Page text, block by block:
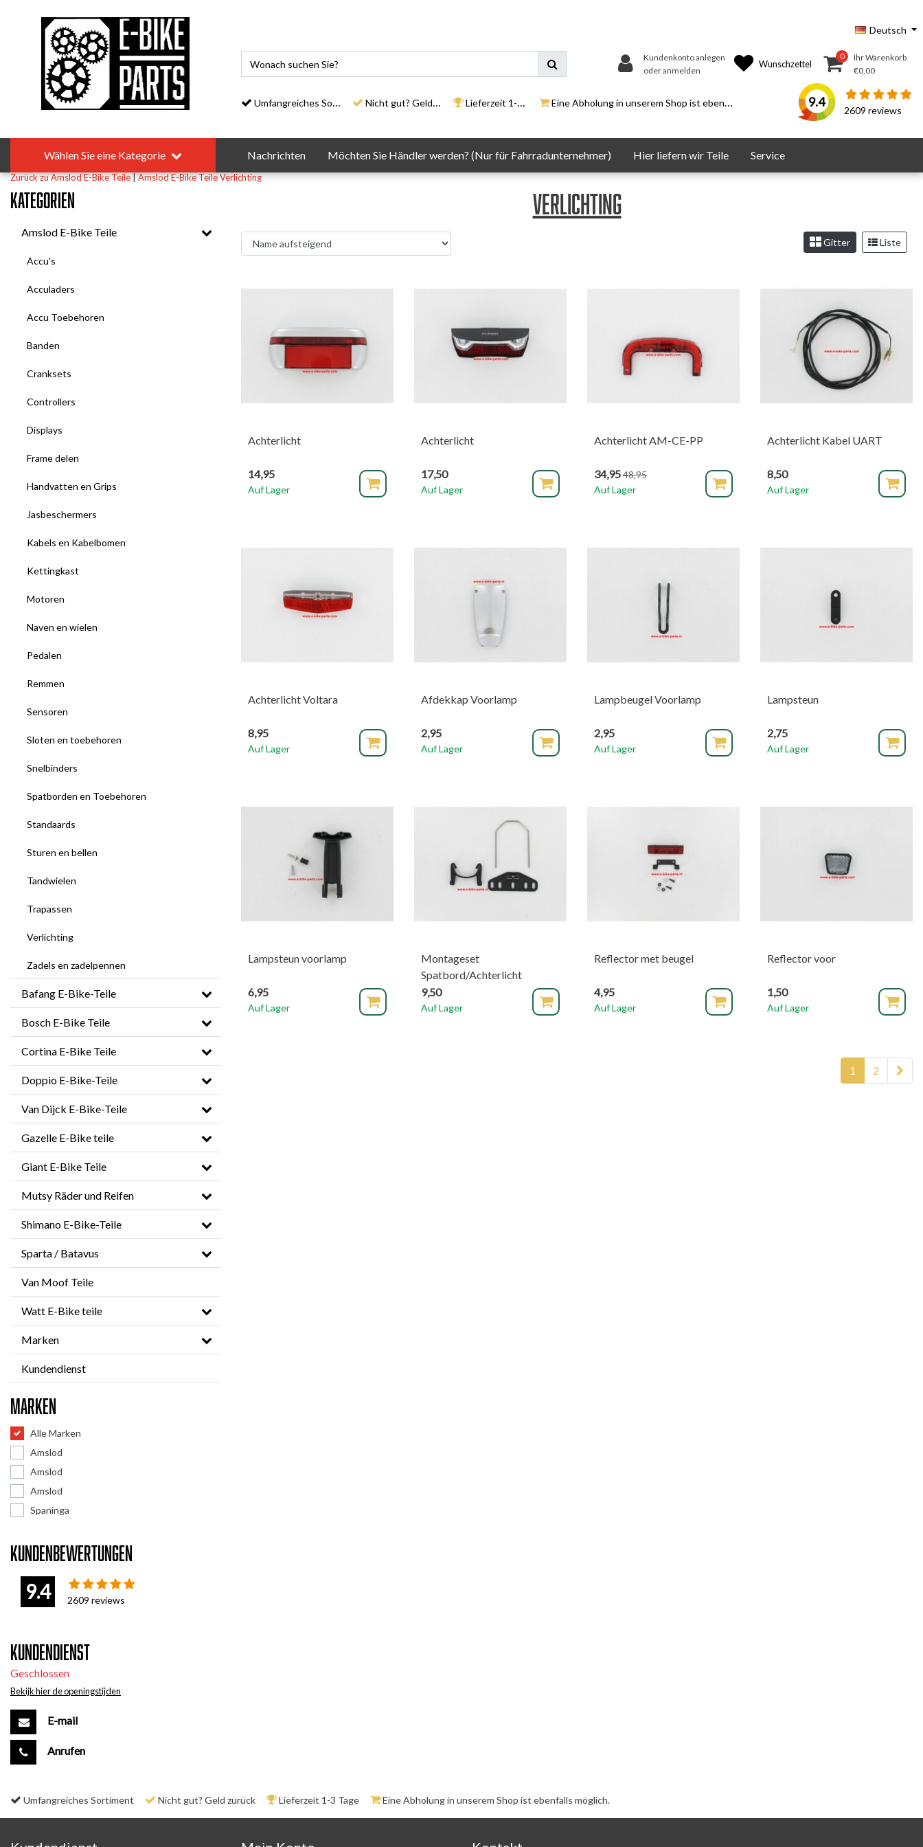
Deutsch
Kundenkonto anlegen
oder anmelden
Wunschzettel
0
Ihr Warenkorb
€0,00
Umfangreiches Sortiment Nicht gut? Geld zurück Lieferzeit 1-3 Tage Eine Abholung in unserem Shop ist ebenfalls möglich. 9.4
2609 reviews
Wählen Sie eine Kategorie Nachrichten Möchten Sie Händler werden? (Nur für Fahrradunternehmer) Hier liefern wir Teile Service
Zurück zu Amslod E-Bike Teile|Amslod E-Bike TeileVerlichting
Kategorien
Amslod E-Bike Teile
Accu's
Acculaders
Accu Toebehoren
Banden
Cranksets
Controllers
Displays
Frame delen
Handvatten en Grips
Jasbeschermers
Kabels en Kabelbomen
Kettingkast
Motoren
Naven en wielen
Pedalen
Remmen
Sensoren
Sloten en toebehoren
Snelbinders
Spatborden en Toebehoren
Standaards
Sturen en bellen
Tandwielen
Trapassen
Verlichting
Zadels en zadelpennen
Bafang E-Bike-Teile
Bosch E-Bike Teile
Cortina E-Bike Teile
Doppio E-Bike-Teile
Van Dijck E-Bike-Teile
Gazelle E-Bike teile
Giant E-Bike Teile
Mutsy Räder und Reifen
Shimano E-Bike-Teile
Sparta / Batavus
Van Moof Teile
Watt E-Bike teile
Marken
Kundendienst
Marken
Alle Marken
Amslod
Amslod
Amslod
Spaninga
Kundenbewertungen
9.4
2609 reviews
Kundendienst
Geschlossen
Bekijk hier de openingstijden
E-mail
Anrufen
Verlichting
Gitter Liste
Achterlicht
14,95
Auf Lager
Achterlicht
17,50
Auf Lager
Achterlicht AM-CE-PP
34,9548,95
Auf Lager
Achterlicht Kabel UART
8,50
Auf Lager
Achterlicht Voltara
8,95
Auf Lager
Afdekkap Voorlamp
2,95
Auf Lager
Lampbeugel Voorlamp
2,95
Auf Lager
Lampsteun
2,75
Auf Lager
Lampsteun voorlamp
6,95
Auf Lager
Montageset
Spatbord/Achterlicht
9,50
Auf Lager
Reflector met beugel
4,95
Auf Lager
Reflector voor
1,50
Auf Lager
1 2
Umfangreiches Sortiment Nicht gut? Geld zurück Lieferzeit 1-3 Tage Eine Abholung in unserem Shop ist ebenfalls möglich.